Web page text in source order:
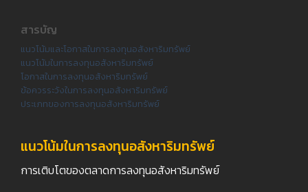
สารบัญ
แนวโน้มและโอกาสในการลงทุนอสังหาริมทรัพย์
แนวโน้มในการลงทุนอสังหาริมทรัพย์
โอกาสในการลงทุนอสังหาริมทรัพย์
ข้อควรระวังในการลงทุนอสังหาริมทรัพย์
ประเภทของการลงทุนอสังหาริมทรัพย์
แนวโน้มในการลงทุนอสังหาริมทรัพย์
การเติบโตของตลาดการลงทุนอสังหาริมทรัพย์